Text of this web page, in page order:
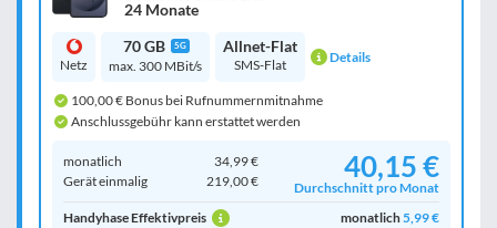
24 Monate
Netz
70 GB 5G
max. 300 MBit/s
Allnet-Flat
SMS-Flat Details
100,00 € Bonus bei Rufnummernmitnahme
Anschlussgebühr kann erstattet werden
monatlich
34,99 €
Gerät einmalig
219,00 € 40,15 €
Durchschnitt pro Monat
Handyhase Effektivpreis
monatlich5,99 €